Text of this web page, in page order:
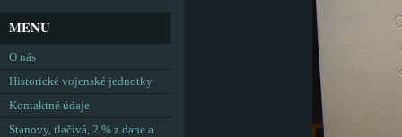
MENU
O nás
Historické vojenské jednotky
Kontaktné údaje
Stanovy, tlačivá, 2 % z dane a